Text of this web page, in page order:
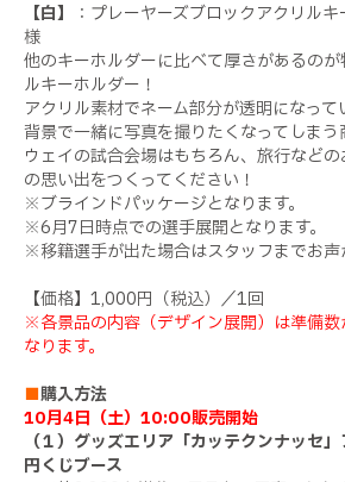
【白】
：プレーヤーズブロックアクリル
様
他のキーホルダーに比べて厚さがあるの
ルキーホルダー！
アクリル素材でネーム部分が透明になっ
背景で一緒に写真を撮りたくなってしまう
ウェイの試合会場はもちろん、旅行など
の思い出をつくってください！
※ブラインドパッケージとなります。
※6月7日時点での選手展開となります。
※移籍選手が出た場合はスタッフまでお声
【価格】1,000円（税込）／1回
※各景品の内容（デザイン展開）は準備数
なります。
■購入方法
10月4日（土）10:00販売開始
（１） グッズエリア「カッテクンナッセ」
円くじブース